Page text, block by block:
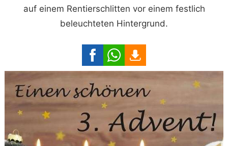
auf einem Rentierschlitten vor einem festlich
beleuchteten Hintergrund.